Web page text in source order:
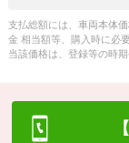
支払総額には、車両本体
金 相当額等、購入時に必
当該価格は、登録等の時